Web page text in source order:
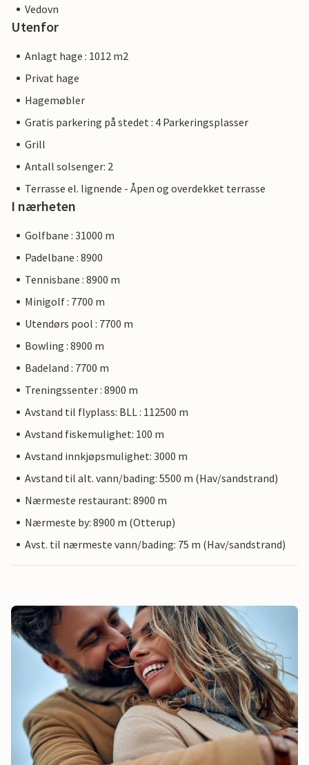
Vedovn
Utenfor
Anlagt hage : 1012 m2
Privat hage
Hagemøbler
Gratis parkering på stedet : 4 Parkeringsplasser
Grill
Antall solsenger: 2
Terrasse el. lignende - Åpen og overdekket terrasse
I nærheten
Golfbane : 31000 m
Padelbane : 8900
Tennisbane : 8900 m
Minigolf : 7700 m
Utendørs pool : 7700 m
Bowling : 8900 m
Badeland : 7700 m
Treningssenter : 8900 m
Avstand til flyplass: BLL : 112500 m
Avstand fiskemulighet: 100 m
Avstand innkjøpsmulighet: 3000 m
Avstand til alt. vann/bading: 5500 m (Hav/sandstrand)
Nærmeste restaurant: 8900 m
Nærmeste by: 8900 m (Otterup)
Avst. til nærmeste vann/bading: 75 m (Hav/sandstrand)